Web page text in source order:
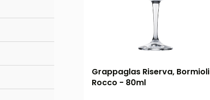
Grappaglas Riserva, Bormioli
Rocco - 80ml